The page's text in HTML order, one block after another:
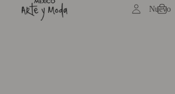
Nuevo